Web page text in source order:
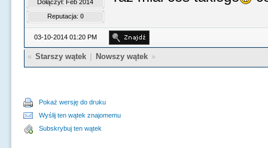
Dołączył: Feb 2014
Reputacja: 0
03-10-2014 01:20 PM
« Starszy wątek Nowszy wątek »
Pokaż wersję do druku
Wyślij ten wątek znajomemu
Subskrybuj ten wątek